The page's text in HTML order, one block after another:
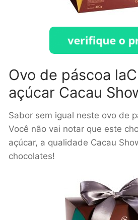
Ovo de páscoa
açúcar Cacau
Sabor sem igual neste ovo de
Você não vai notar que este
açúcar, a qualidade Cacau
chocolates!